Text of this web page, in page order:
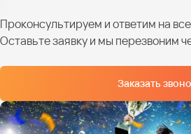
Проконсультируем и ответим на
Оставьте заявку и мы перезвоним
Заказать